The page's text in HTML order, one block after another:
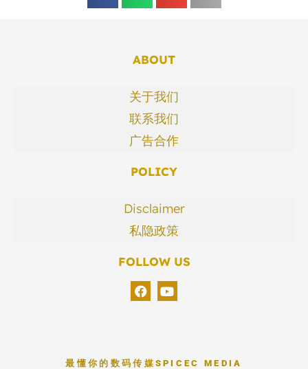
ABOUT
关于我们
联系我们
广告合作
POLICY
Disclaimer
私隐政策
FOLLOW US
最懂你的数码传媒 SPICEC MEDIA